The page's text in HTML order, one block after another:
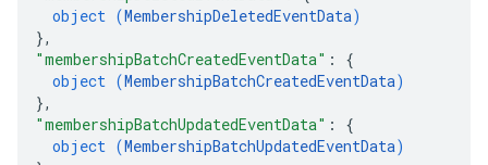
object (MembershipDeletedEventData)
},
"membershipBatchCreatedEventData" : {
object (MembershipBatchCreatedEventData)
},
"membershipBatchUpdatedEventData" : {
object (MembershipBatchUpdatedEventData)